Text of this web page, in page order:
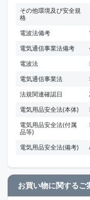
その他環境及び安全規
格
電波法備考
電気通信事業法備考
電波法
電気通信事業法
法規関連確認日
電気用品安全法(本体)
電気用品安全法(付属
品等)
電気用品安全法(備考)
お買い物に関するご